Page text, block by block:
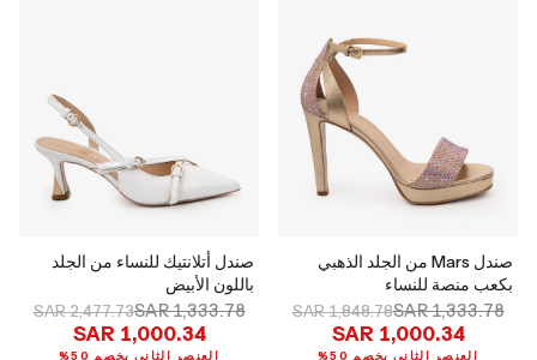
صندل Mars من الجلد الذهبي
بكعب منصة للنساء
SAR 1,333.78
SAR 1,848.78
SAR 1,000.34
العنصر الثاني بخصم 50%
صندل أتلانتيك للنساء من الجلد
باللون الأبيض
SAR 1,333.78
SAR 2,477.73
SAR 1,000.34
العنصر الثاني بخصم 50%